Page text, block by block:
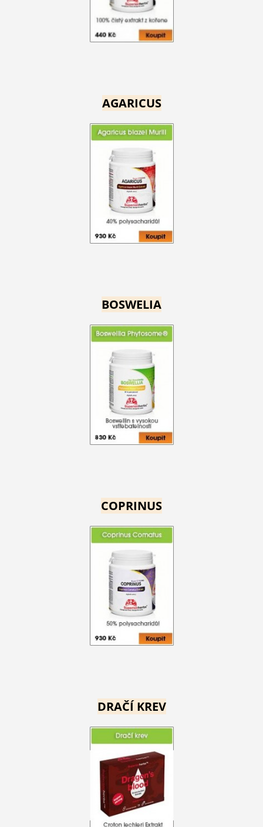
AGARICUS
BOSWELIA
COPRINUS
DRAČÍ KREV